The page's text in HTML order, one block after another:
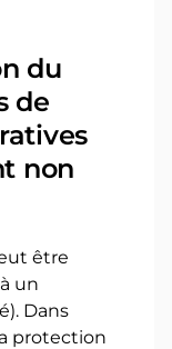
du
de
non
être
un
Dans
protection